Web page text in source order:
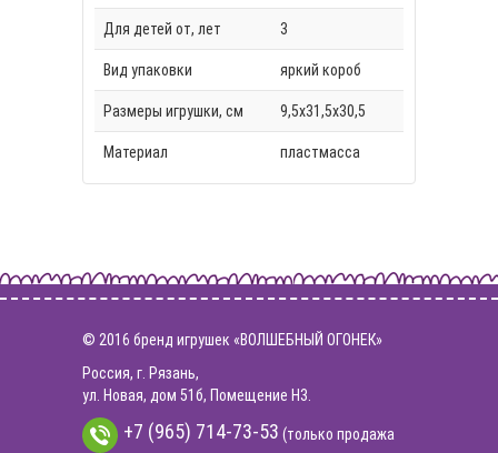
Для детей от, лет 3
Вид упаковки яркий короб
Размеры игрушки, см 9,5х31,5х30,5
Материал пластмасса
© 2016 бренд игрушек «ВОЛШЕБНЫЙ ОГОНЕК»
Россия, г. Рязань,
ул. Новая, дом 51б, Помещение Н3.
+7 (965) 714-73-53 (только продажа